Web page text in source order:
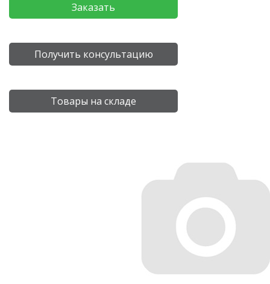
Заказать
Получить консультацию
Товары на складе